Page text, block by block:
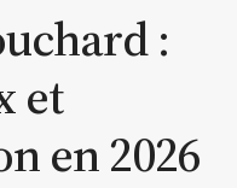
:
et
en 2026